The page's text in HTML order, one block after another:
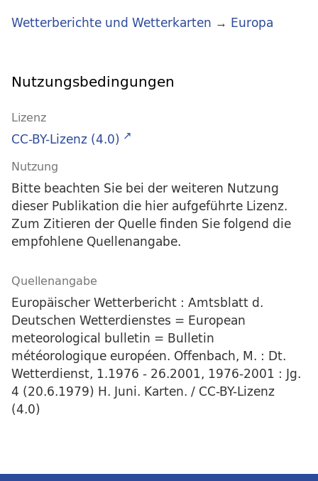
Wetterberichte und Wetterkarten → Europa
Nutzungsbedingungen
Lizenz
CC-BY-Lizenz (4.0)
Nutzung
Bitte beachten Sie bei der weiteren Nutzung
dieser Publikation die hier aufgeführte Lizenz.
Zum Zitieren der Quelle finden Sie folgend die
empfohlene Quellenangabe.
Quellenangabe
Europäischer Wetterbericht : Amtsblatt d.
Deutschen Wetterdienstes = European
meteorological bulletin = Bulletin
météorologique européen. Offenbach, M. : Dt.
Wetterdienst, 1.1976 - 26.2001, 1976-2001 : Jg.
4 (20.6.1979) H. Juni. Karten. / CC-BY-Lizenz
(4.0)